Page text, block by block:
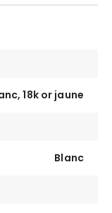
18k or jaune
Blanc